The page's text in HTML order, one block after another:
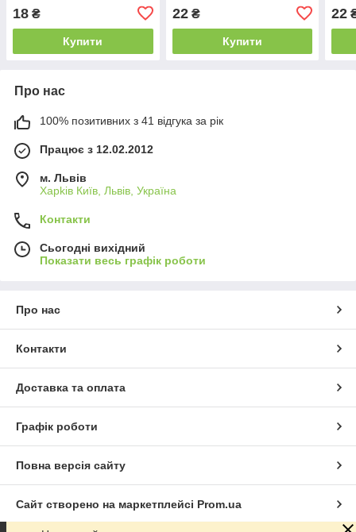
18 ₴
Купити
22₴
Купити
22
Про нас
100% позитивних з 41 відгука за рік
Працює з 12.02.2012
м. Львів
Харkiв Київ, Львів, Україна
Контакти
Сьогодні вихідний
Показати весь графік роботи
Про нас
Контакти
Доставка та оплата
Графік роботи
Повна версія сайту
Сайт створено на маркетплейсі Prom.ua